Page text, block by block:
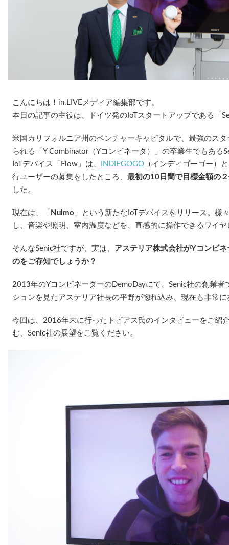
こんにちは！in.LIVEメディア編集部です。
本日の記事の主役は、ドイツ発のIoTスタートアップである「
米国カリフォルニア州のベンチャーキャピタルで、最強のス
られる「Y Combinator（Yコンビネータ）」の卒業生でもある
IoTデバイス「Flow」は、
INDIEGOGO （インディゴーゴー）
行ユーザーの募集をしたところ、 最初の10日間で目標金額の
した。
現在は、「 Nuimo 」という新たなIoTデバイスをリリース。様
し、音楽や照明、室内温度などを、直感的に操作できるワイ
そんなSenic社ですが、実は、 アステリア株式会社がYコンビ
のをご存知でしょうか？
2013年のYコンビネーターのDemoDayにて、Senic社の創業
ションを見たアステリア社長の平野が惚れ込み、現在も非常
今回は、2016年末に行ったトビアス氏のインタビューをご紹
む、Senic社の展望をご覧ください。